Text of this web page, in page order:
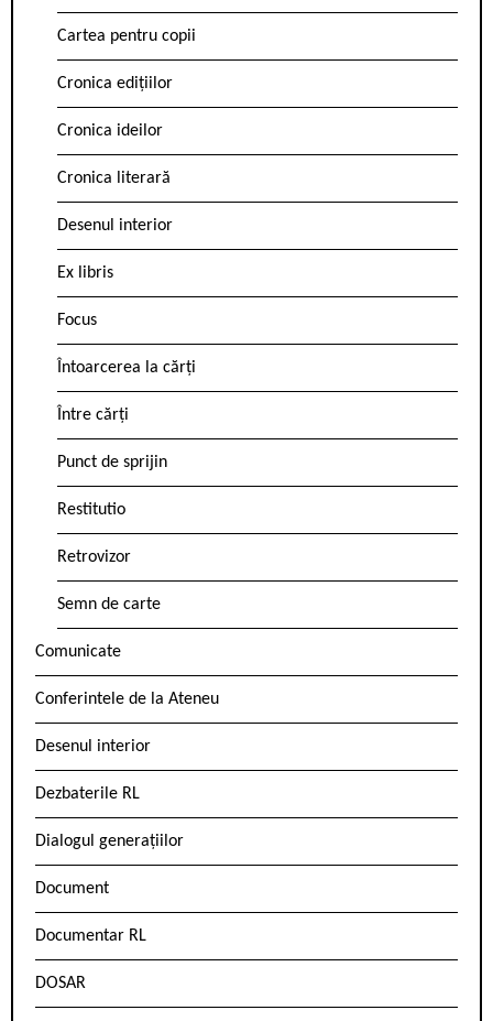
Cartea pentru copii
Cronica edițiilor
Cronica ideilor
Cronica literară
Desenul interior
Ex libris
Focus
Întoarcerea la cărți
Între cărți
Punct de sprijin
Restitutio
Retrovizor
Semn de carte
Comunicate
Conferintele de la Ateneu
Desenul interior
Dezbaterile RL
Dialogul generațiilor
Document
Documentar RL
DOSAR